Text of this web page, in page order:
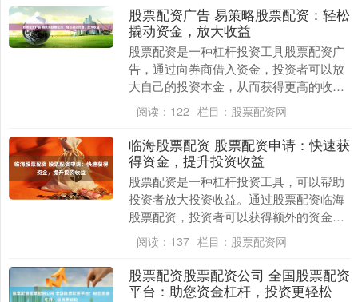
股票配资广告 易策略股票配资：轻松
撬动资金，放大收益
股票配资是一种杠杆投资工具股票配资广
告，通过向券商借入资金，投资者可以放
大自己的投资本金，从而获得更高的收
益。易策略股票配资平台为投资者提供了
便捷、高效的配资服....
阅读： 122 栏目： 股票配资网
临海股票配资 股票配资申请：快速获
得资金，提升投资收益
股票配资是一种杠杆投资工具，可以帮助
投资者放大投资收益。通过股票配资临海
股票配资，投资者可以获得额外的资金，
用于购买更多股票，从而提高潜在回报。
* **放大收....
阅读： 137 栏目： 股票配资网
股票配资股票配资公司 全国股票配资
平台：助您资金杠杆，投资更轻松